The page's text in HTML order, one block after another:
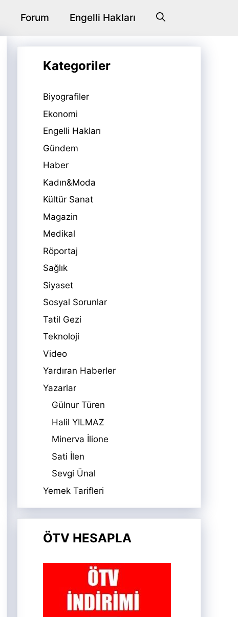
Forum Engelli Hakları
Kategoriler
Biyografiler
Ekonomi
Engelli Hakları
Gündem
Haber
Kadın&Moda
Kültür Sanat
Magazin
Medikal
Röportaj
Sağlık
Siyaset
Sosyal Sorunlar
Tatil Gezi
Teknoloji
Video
Yardıran Haberler
Yazarlar
Gülnur Türen
Halil YILMAZ
Minerva İlione
Sati İlen
Sevgi Ünal
Yemek Tarifleri
ÖTV HESAPLA